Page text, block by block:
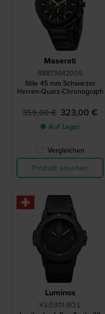
Maserati
R8873642005
Stile 45 mm Schwarzer
Herren-Quarz-Chronograph
359,00 € 323,00 €
● Auf Lager
Vergleichen
Produkt ansehen
Luminox
XS.0301.BO.L